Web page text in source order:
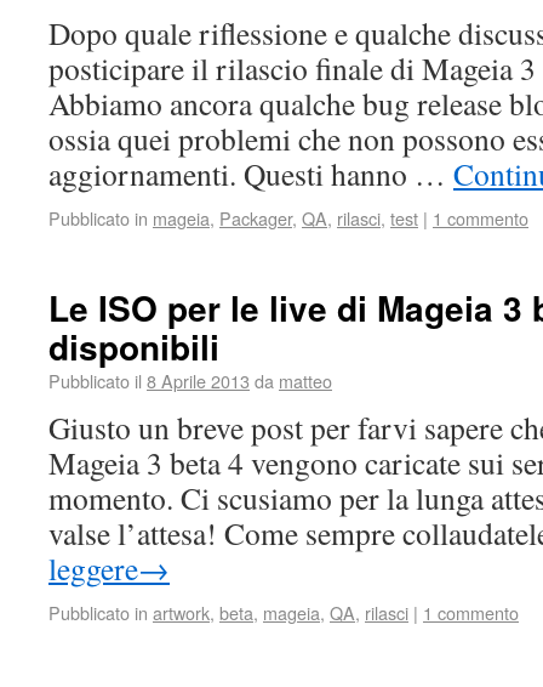
Dopo quale riflessione e qualche
posticipare il rilascio finale di Mageia
Abbiamo ancora qualche bug release
ossia quei problemi che non possono
aggiornamenti. Questi hanno …
Pubblicato in mageia, Packager, QA, rilasci, test | 1 commento
Le ISO per le live di Mageia 3
disponibili
Pubblicato il 8 Aprile 2013 da matteo
Giusto un breve post per farvi sapere
Mageia 3 beta 4 vengono caricate sui
momento. Ci scusiamo per la lunga
valse l’attesa! Come sempre
leggere→
Pubblicato in artwork, beta, mageia, QA, rilasci | 1 commento